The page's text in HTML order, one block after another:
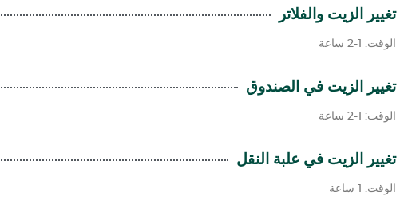
تغيير الزيت والفلاتر
الوقت: 1-2 ساعة
تغيير الزيت في الصندوق
الوقت: 1-2 ساعة
تغيير الزيت في علبة النقل
الوقت: 1 ساعة